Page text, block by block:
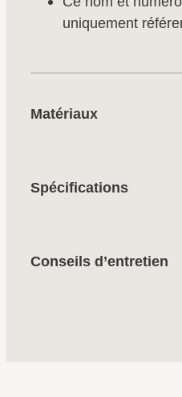
uniquement
Matériaux
Spécifications
Conseils d’entretien